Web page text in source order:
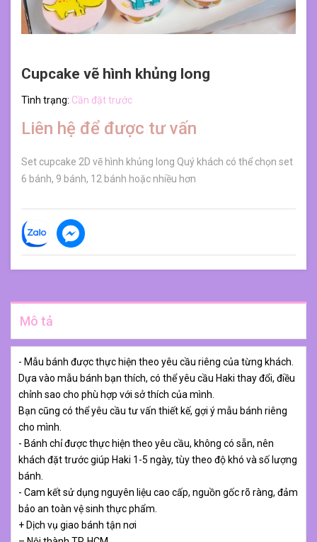
Cupcake vẽ hình khủng long
Tình trạng: Cần đặt trước
Liên hệ để được tư vấn
Set cupcake 2D vẽ hình khủng long Quý khách có thể chọn set
6 bánh, 9 bánh, 12 bánh hoặc nhiều hơn
Mô tả
- Mẫu bánh được thực hiện theo yêu cầu riêng của từng khách.
Dựa vào mẫu bánh bạn thích, có thể yêu cầu Haki thay đổi, điều
chỉnh sao cho phù hợp với sở thích của mình.
Bạn cũng có thể yêu cầu tư vấn thiết kế, gợi ý mẫu bánh riêng
cho mình.
- Bánh chỉ được thực hiện theo yêu cầu, không có sẵn, nên
khách đặt trước giúp Haki 1-5 ngày, tùy theo độ khó và số lượng
bánh.
- Cam kết sử dụng nguyên liệu cao cấp, nguồn gốc rõ ràng, đảm
bảo an toàn vệ sinh thực phẩm.
+ Dịch vụ giao bánh tận nơi